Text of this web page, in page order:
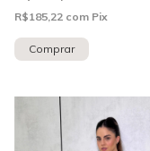
R$185,22 com Pix
Comprar